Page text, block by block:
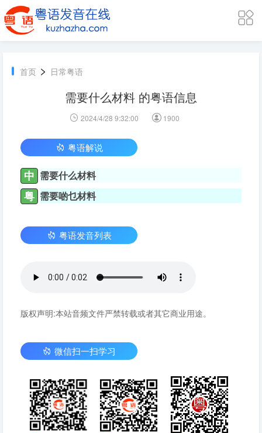
首页 > 日常粤语
需要什么材料 的粤语信息
2024/4/28 9:32:00 1900
粤语解说
中 需要什么材料
粤 需要啲乜材料
粤语发音列表
版权声明:本站音频文件严禁转载或者其它商业用途。
微信扫一扫学习